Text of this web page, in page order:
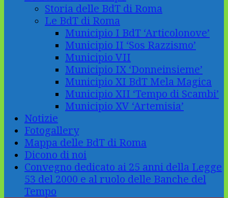
Storia delle BdT di Roma
Le BdT di Roma
Municipio I BdT ‘Articolonove’
Municipio II ‘Sos Razzismo’
Municipio VII
Municipio IX ‘Donneinsieme’
Municipio XI BdT Mela Magica
Municipio XII ‘Tempo di Scambi’
Municipio XV ‘Artemisia’
Notizie
Fotogallery
Mappa delle BdT di Roma
Dicono di noi
Convegno dedicato ai 25 anni della Legge
53 del 2000 e al ruolo delle Banche del
Tempo